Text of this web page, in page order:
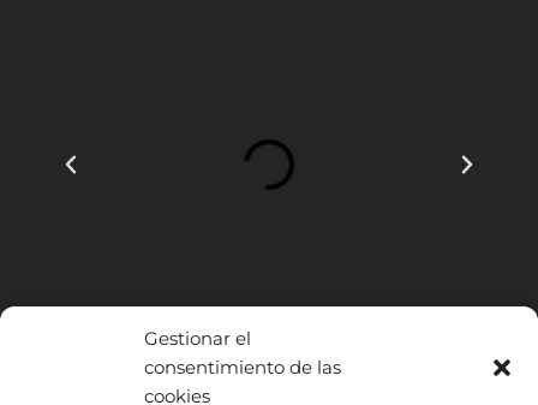
Gestionar el
consentimiento de las
cookies